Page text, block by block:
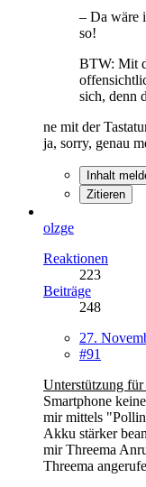
– Da wäre
so!
BTW: Mit
sich, denn
ne mit der
ja, sorry, genau
Inhalt
Zitieren
olzge
Reaktionen
223
Beiträge
248
27.
#91
Unterstützung
Smartphone
mir mittels
Akku stärker
mir Threema
Threema